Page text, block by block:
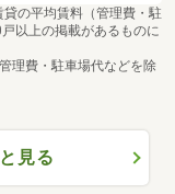
の平均賃料（管理費・駐
以上の掲載があるものに
理費・駐車場代などを除
見る